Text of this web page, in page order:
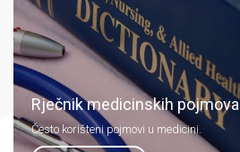
Rječnik medicinskih pojmova
Često korišteni pojmovi u medicini.